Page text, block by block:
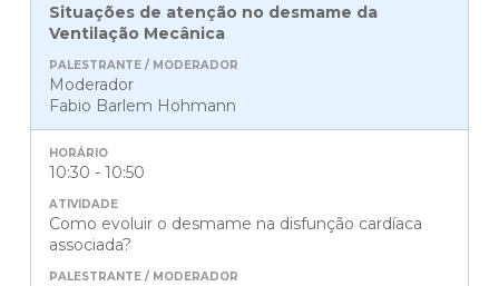
Situações de atenção no desmame da
Ventilação Mecânica
Moderador
Fabio Barlem Hohmann
10:30 - 10:50
Como evoluir o desmame na disfunção cardíaca
associada?